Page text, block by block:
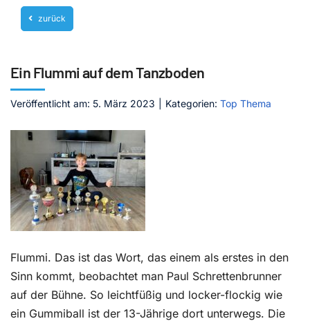
Blog
Service
Mediathek
Jetzt abonnieren
Kontakt
zurück
Ein Flummi auf dem Tanzboden
Veröffentlicht am: 5. März 2023 Kategorien: Top Thema
Flummi. Das ist das Wort, das einem als erstes in den
Sinn kommt, beobachtet man Paul Schrettenbrunner
auf der Bühne. So leichtfüßig und locker-flockig wie
ein Gummiball ist der 13-Jährige dort unterwegs. Die